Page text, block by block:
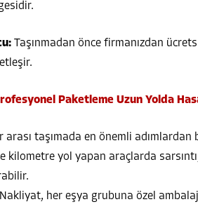
Taşınmadan önce firmanızdan
Paketleme Uzun Yolda
arası taşımada en önemli adımlardan
kilometre yol yapan araçlarda
her eşya grubuna özel